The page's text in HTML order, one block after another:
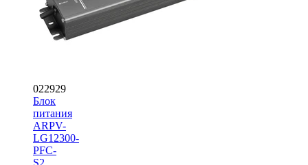
022929
Блок
питания
ARPV-
LG12300-
PFC-
S2